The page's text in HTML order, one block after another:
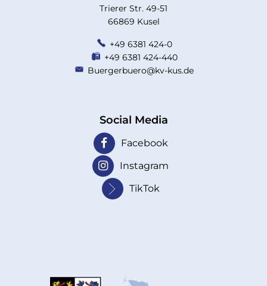
Trierer Str. 49-51
66869 Kusel
+49 6381 424-0
+49 6381 424-440
Buergerbuero@kv-kus.de
Social Media
Facebook
Instagram
TikTok